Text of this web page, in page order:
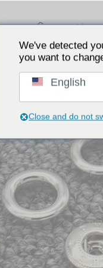
বাড়ি পণ্য
We've detected
you want to
English
Close and do not